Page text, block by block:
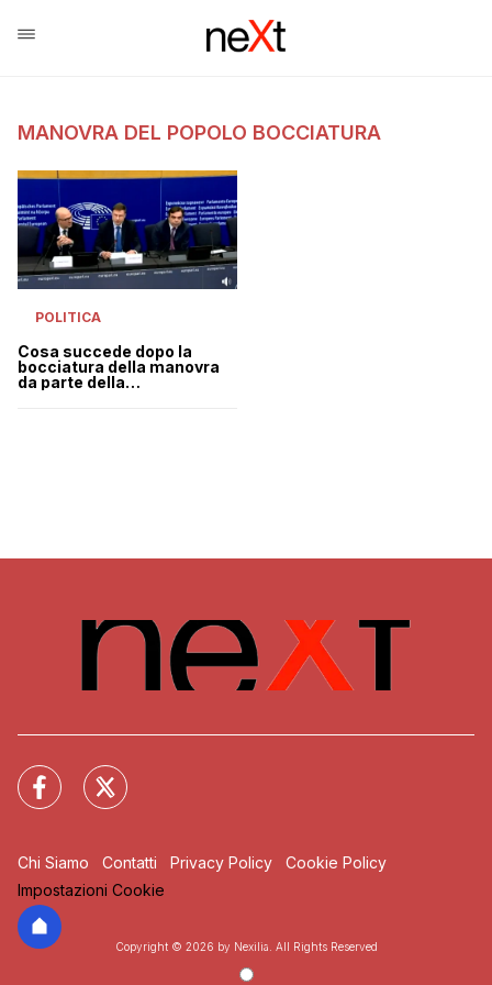
MANOVRA DEL POPOLO BOCCIATURA
POLITICA
Cosa succede dopo la
bocciatura della manovra
da parte della
Chi Siamo Contatti Privacy Policy
Cookie Policy
Impostazioni Cookie
Copyright © 2026 by Nexilia. All Rights Reserved